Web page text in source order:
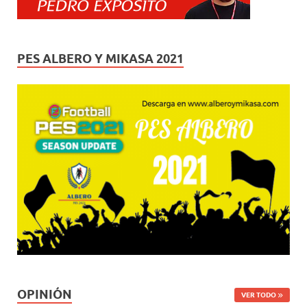
PES ALBERO Y MIKASA 2021
OPINIÓN VER TODO